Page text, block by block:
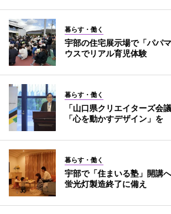
暮らす・働く
宇部の住宅展示場で「パパ
ウスでリアル育児体験
暮らす・働く
「山口県クリエイターズ
「心を動かすデザイン」を
暮らす・働く
宇部で「住まいる塾」開講
蛍光灯製造終了に備え